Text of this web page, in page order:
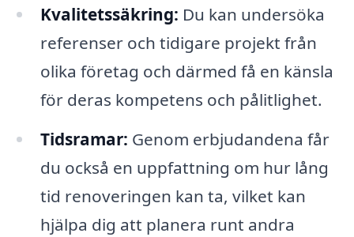
Kvalitetssäkring: Du kan undersöka
referenser och tidigare projekt från
olika företag och därmed få en känsla
för deras kompetens och pålitlighet.
Tidsramar: Genom erbjudandena får
du också en uppfattning om hur lång
tid renoveringen kan ta, vilket kan
hjälpa dig att planera runt andra